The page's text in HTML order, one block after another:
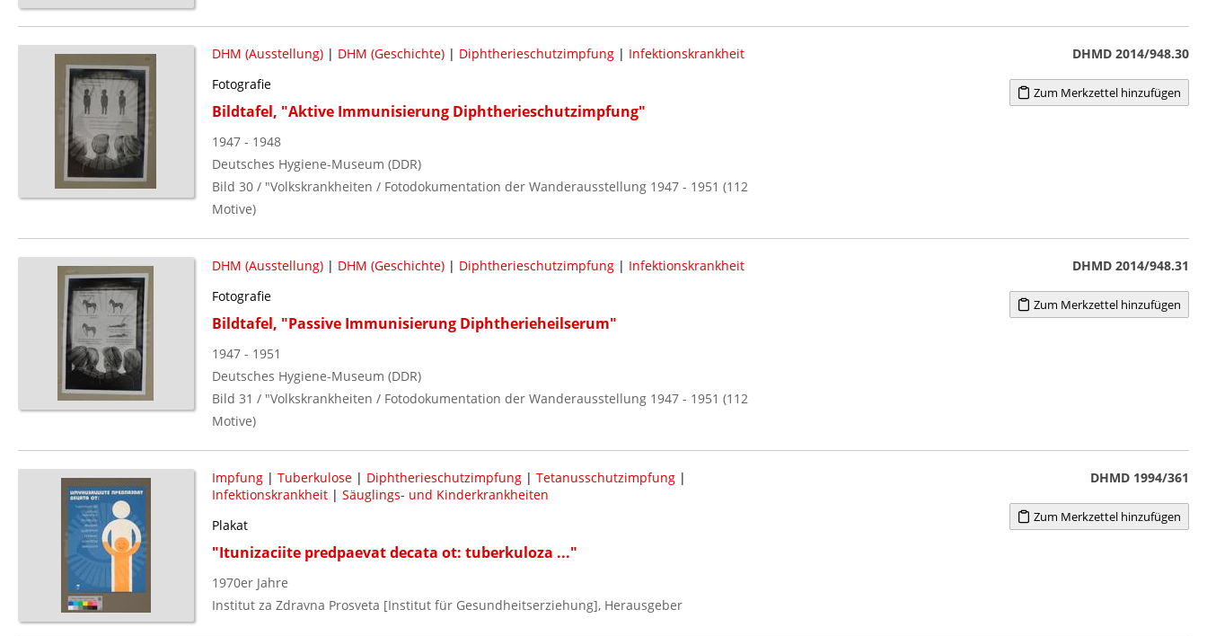
DHM (Ausstellung)| DHM (Geschichte)| Diphtherieschutzimpfung| Infektionskrankheit
Fotografie
Bildtafel, "Aktive Immunisierung Diphtherieschutzimpfung"
1947 - 1948
Deutsches Hygiene-Museum (DDR)
Bild 30 / "Volkskrankheiten / Fotodokumentation der Wanderausstellung 1947 - 1951 (112
Motive)
DHMD 2014/948.30
Zum Merkzettel hinzufügen
DHM (Ausstellung)| DHM (Geschichte)| Diphtherieschutzimpfung| Infektionskrankheit
Fotografie
Bildtafel, "Passive Immunisierung Diphtherieheilserum"
1947 - 1951
Deutsches Hygiene-Museum (DDR)
Bild 31 / "Volkskrankheiten / Fotodokumentation der Wanderausstellung 1947 - 1951 (112
Motive)
DHMD 2014/948.31
Zum Merkzettel hinzufügen
Impfung| Tuberkulose| Diphtherieschutzimpfung| Tetanusschutzimpfung|
Infektionskrankheit| Säuglings- und Kinderkrankheiten
Plakat
"Itunizaciite predpaevat decata ot: tuberkuloza ..."
1970er Jahre
Institut za Zdravna Prosveta [Institut für Gesundheitserziehung], Herausgeber
DHMD 1994/361
Zum Merkzettel hinzufügen